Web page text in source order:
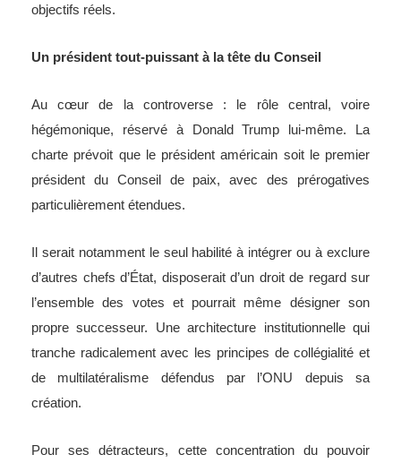
objectifs réels.
Un président tout-puissant à la tête du Conseil
Au cœur de la controverse : le rôle central, voire
hégémonique, réservé à Donald Trump lui-même. La
charte prévoit que le président américain soit le premier
président du Conseil de paix, avec des prérogatives
particulièrement étendues.
Il serait notamment le seul habilité à intégrer ou à exclure
d’autres chefs d’État, disposerait d’un droit de regard sur
l’ensemble des votes et pourrait même désigner son
propre successeur. Une architecture institutionnelle qui
tranche radicalement avec les principes de collégialité et
de multilatéralisme défendus par l’ONU depuis sa
création.
Pour ses détracteurs, cette concentration du pouvoir